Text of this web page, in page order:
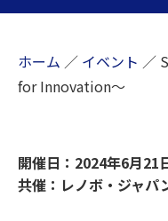
ホーム ／ イベント ／
for Innovation～
開催日：2024年6月21
共催：レノボ・ジャパ